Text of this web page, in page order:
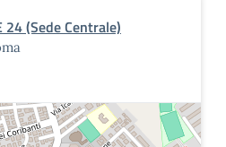
24 (Sede Centrale)